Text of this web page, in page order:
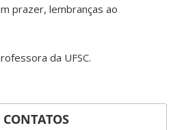
prazer, lembranças ao
da UFSC.
CONTATOS